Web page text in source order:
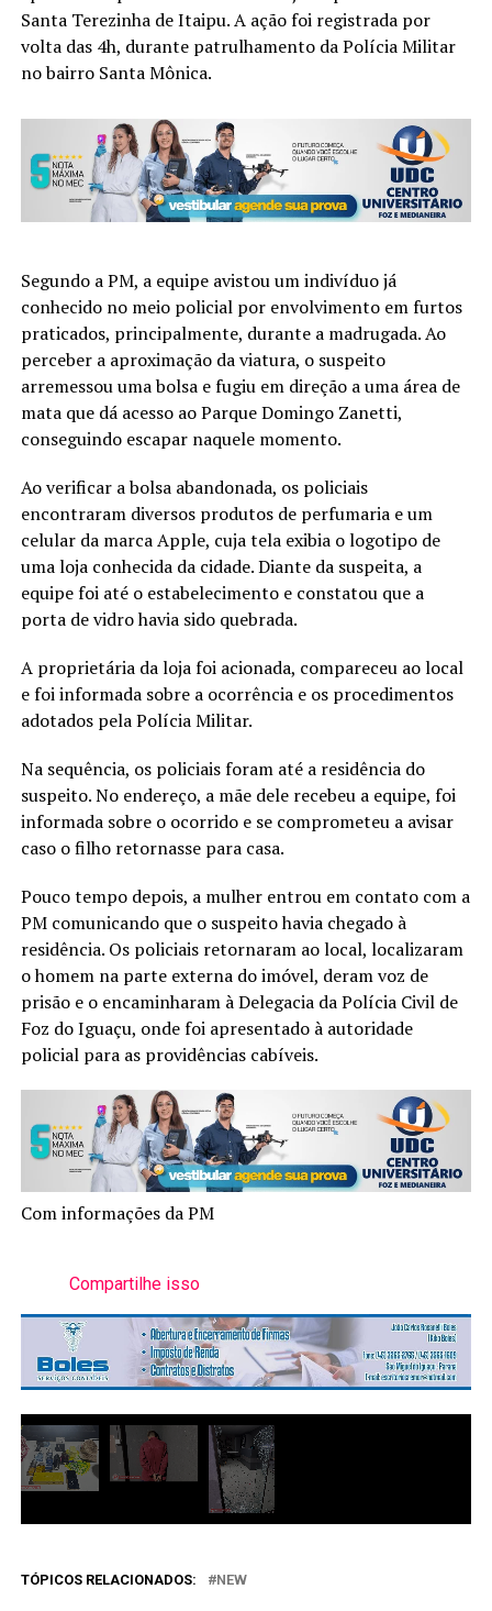
Santa Terezinha de Itaipu. A ação foi registrada por
volta das 4h, durante patrulhamento da Polícia Militar
no bairro Santa Mônica.
Segundo a PM, a equipe avistou um indivíduo já
conhecido no meio policial por envolvimento em furtos
praticados, principalmente, durante a madrugada. Ao
perceber a aproximação da viatura, o suspeito
arremessou uma bolsa e fugiu em direção a uma área de
mata que dá acesso ao Parque Domingo Zanetti,
conseguindo escapar naquele momento.
Ao verificar a bolsa abandonada, os policiais
encontraram diversos produtos de perfumaria e um
celular da marca Apple, cuja tela exibia o logotipo de
uma loja conhecida da cidade. Diante da suspeita, a
equipe foi até o estabelecimento e constatou que a
porta de vidro havia sido quebrada.
A proprietária da loja foi acionada, compareceu ao local
e foi informada sobre a ocorrência e os procedimentos
adotados pela Polícia Militar.
Na sequência, os policiais foram até a residência do
suspeito. No endereço, a mãe dele recebeu a equipe, foi
informada sobre o ocorrido e se comprometeu a avisar
caso o filho retornasse para casa.
Pouco tempo depois, a mulher entrou em contato com a
PM comunicando que o suspeito havia chegado à
residência. Os policiais retornaram ao local, localizaram
o homem na parte externa do imóvel, deram voz de
prisão e o encaminharam à Delegacia da Polícia Civil de
Foz do Iguaçu, onde foi apresentado à autoridade
policial para as providências cabíveis.
Com informações da PM
Compartilhe isso
TÓPICOS RELACIONADOS: NEW